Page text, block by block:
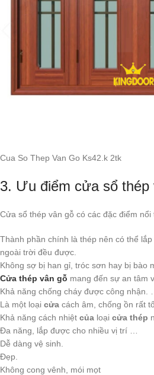
Cua So Thep Van Go Ks42.k 2tk
3. Ưu điểm cửa sổ thép
Cửa sổ thép vân gỗ có các đặc điểm nổi
Thành phần chính là thép nên có thể
ngoài trời đều được.
Không sợ bị han gỉ, tróc sơn hay bị bào
Cửa thép vân gỗ mang đến sự an tâm
Khả năng chống cháy được công nhận. …
Là một loại cửa cách âm, chống ồn rất
Khả năng cách nhiệt của loại cửa thép
Đa năng, lắp được cho nhiều vị trí …
Dễ dàng vệ sinh.
Đẹp.
Không cong vênh, mói mọt